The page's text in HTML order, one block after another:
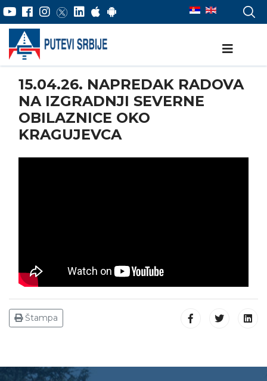
15.04.26. NAPREDAK RADOVA
NA IZGRADNJI SEVERNE
OBILAZNICE OKO
KRAGUJEVCA
Štampa